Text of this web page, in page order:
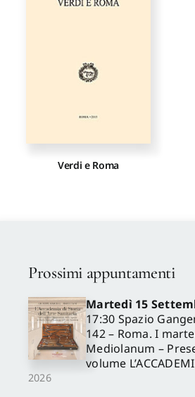
Gangemi Editore
Verdi e Roma
Prossimi appuntamenti
2026
Martedì 15
17:30 Spazio
142 – Roma. I
Mediolanum –
volume